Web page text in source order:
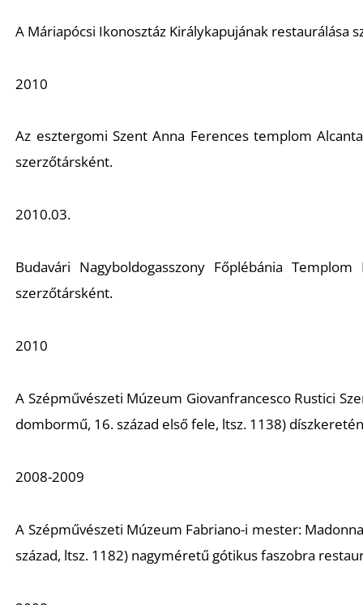
A Máriapócsi Ikonosztáz Királykapujának restaurálása
2010
Az esztergomi Szent Anna Ferences templom
szerzőtársként.
2010.03.
Budavári Nagyboldogasszony Főplébánia Templom
szerzőtársként.
2010
A Szépművészeti Múzeum Giovanfrancesco Rustici
dombormű, 16. század első fele, ltsz. 1138)
2008-2009
A Szépművészeti Múzeum Fabriano-i mester:
század, ltsz. 1182) nagyméretű gótikus faszobra